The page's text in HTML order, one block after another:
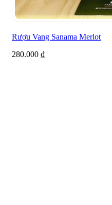
Rượu Vang Sanama Merlot
280.000 ₫